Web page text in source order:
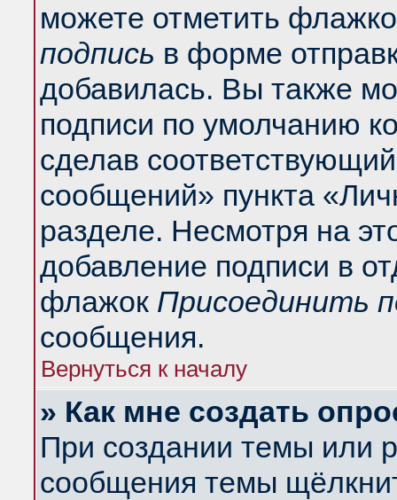
можете отметить
подпись в форме
добавилась. Вы также
подписи по умолчанию
сделав
сообщений» пункта
разделе. Несмотря на
добавление подписи в
флажок Присоединить
сообщения.
Вернуться к началу
» Как мне создать
При создании темы или
сообщения темы